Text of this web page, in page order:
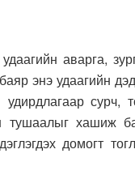
аварга,
энэ удаагийн
сурч,
тушаалыг хашиж
домогт